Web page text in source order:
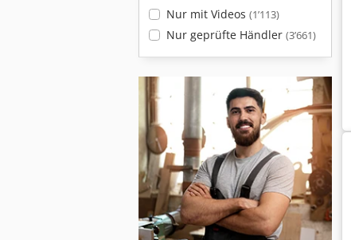
Nur mit Videos (1’113)
Nur geprüfte Händler (3’661)